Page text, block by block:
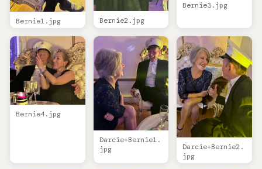
Bernie1.jpg Bernie2.jpg
Bernie3.jpg
Bernie4.jpg
Darcie+Bernie1.
jpg
Darcie+Bernie2.
jpg